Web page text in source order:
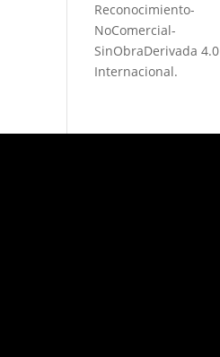
Reconocimiento-
NoComercial-
SinObraDerivada 4.0
Internacional.